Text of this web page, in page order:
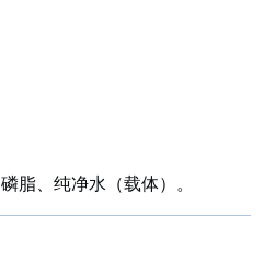
脂、纯净水（载体）。